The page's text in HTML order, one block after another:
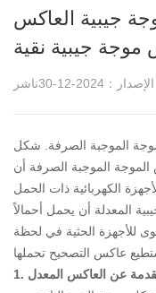
عملية التنمية
المؤهلات الفخرية
حل .
الصناعة في الهواء الطلق
صناعة السفن
صناعة السيارات
صناعة الأجهزة الكهربائية
صناعة الطاقة الكهربائية
جيبية العاكس
موجة جيبية نقية
：2024-12-30
الموجبة الصرفة. شكل
الموجبة الصرفة أن
الكهربائية ذات الحمل
المعدلة أن يحمل أحمالاً
للأجهزة الحثية في لحظة